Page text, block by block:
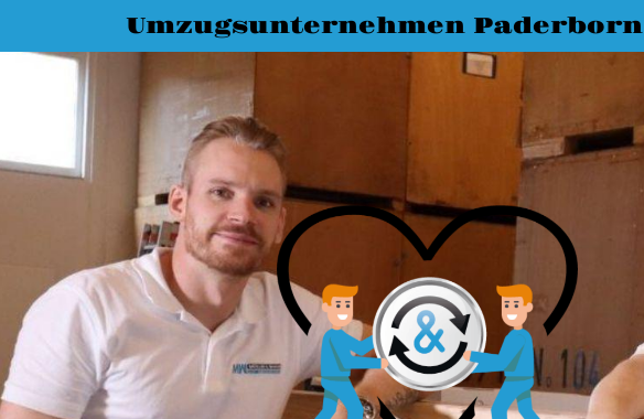
Umzugsunternehmen Paderborn